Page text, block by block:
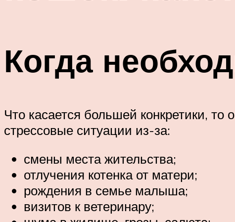
Когда
Что касается большей конкретики,
стрессовые ситуации из-за:
смены места жительства;
отлучения котенка от матери;
рождения в семье малыша;
визитов к ветеринару;